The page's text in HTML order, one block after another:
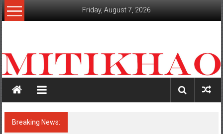
Skip
to
Friday, August 7, 2026
สะท้อน
ลึก
เหลี่ยม
มุม
เศรษฐกิจ-
การเมือง-
Breaking News: